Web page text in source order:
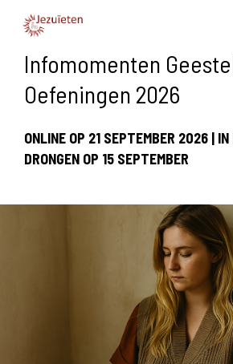
Infomomenten
Oefeningen 2026
ONLINE OP 21 SEPTEMBER 2026 |
DRONGEN OP 15 SEPTEMBER